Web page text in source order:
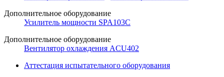
Дополнительное оборудование
Усилитель мощности SPA103C
Дополнительное оборудование
Вентилятор охлаждения ACU402
Аттестация испытательного оборудования